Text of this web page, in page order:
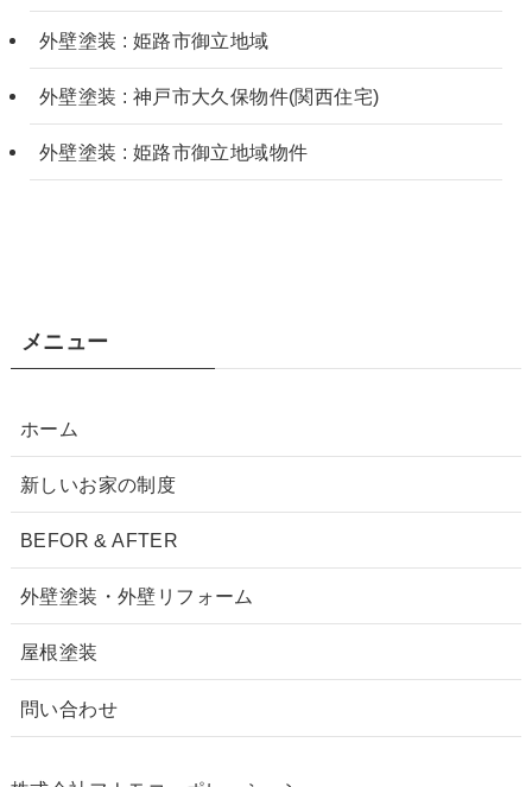
外壁塗装 : 姫路市御立地域
外壁塗装 : 神戸市大久保物件(関西住宅)
外壁塗装 : 姫路市御立地域物件
メニュー
ホーム
新しいお家の制度
BEFOR & AFTER
外壁塗装・外壁リフォーム
屋根塗装
問い合わせ